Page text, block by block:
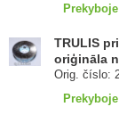
Prekyboje
TRULIS
oriģināla
Orig. číslo:
Prekyboje